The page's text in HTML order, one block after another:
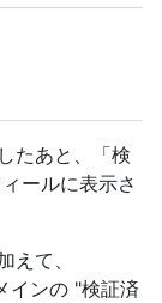
たあと、「検
ールに表示さ
て、
インの "検証済